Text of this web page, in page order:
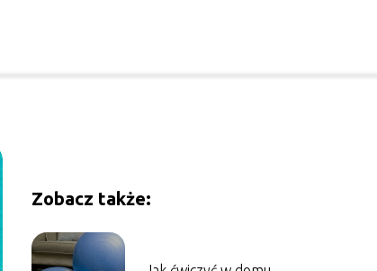
Zobacz także: